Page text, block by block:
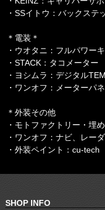
・SSイトウ：バックステ
＊電装＊
・ウオタニ：フルパワー
・STACK：タコメーター
・ヨシムラ：デジタル
・ワンオフ：メーターパ
＊外装その他
・モトファクトリー・埋
・ワンオフ：ナビ、レー
・外装ペイント：cu-tech
SHOP INFO